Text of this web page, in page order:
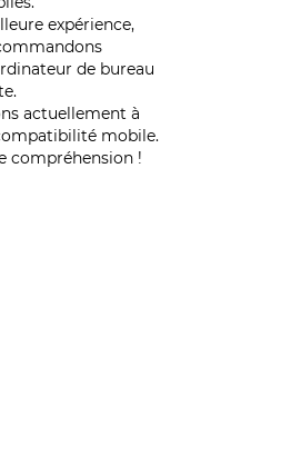
expérience,
de bureau
actuellement à
mobile.
compréhension !